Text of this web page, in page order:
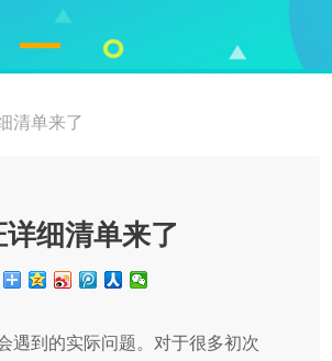
清单来了
细清单来了
遇到的实际问题。对于很多初次